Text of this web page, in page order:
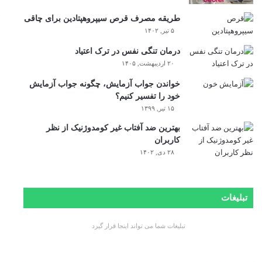
طریقه مصرف قرص سیپروهپتادین برای چاقی
۵ تیر, ۱۴۰۲
درمان تنگی نفس در ترک اعتیاد
۲۰ اردیبهشت, ۱۴۰۵
خواندن جواب آزمایش، چگونه جواب آزمایش
خود را تفسیر کنیم؟
۱۵ تیر, ۱۳۹۹
بهترین ضد آفتاب غیر کومدوژنیک از نظر
کاربران
۲۸ دی, ۱۴۰۲
تبلیغات
تبلیغات شما می تواند اینجا قرار گیرد